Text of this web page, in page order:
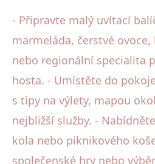
- Připravte malý uvítací
marmeláda, čerstvé
nebo regionální specialita
hosta. - Umístěte do
s tipy na výlety, mapou
nejbližší služby. -
kola nebo piknikového
společenské hry nebo